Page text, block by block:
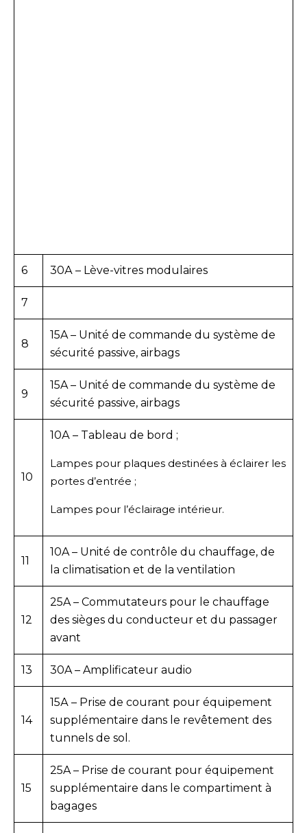
6 30А – Lève-vitres modulaires
7
8
15A – Unité de commande du système de
sécurité passive, airbags
9
15A – Unité de commande du système de
sécurité passive, airbags
10
10А – Tableau de bord ;
Lampes pour plaques destinées à éclairer les
portes d’entrée ;
Lampes pour l’éclairage intérieur.
11
10A – Unité de contrôle du chauffage, de
la climatisation et de la ventilation
12
25A – Commutateurs pour le chauffage
des sièges du conducteur et du passager
avant
13 30A – Amplificateur audio
14
15А – Prise de courant pour équipement
supplémentaire dans le revêtement des
tunnels de sol.
15
25A – Prise de courant pour équipement
supplémentaire dans le compartiment à
bagages